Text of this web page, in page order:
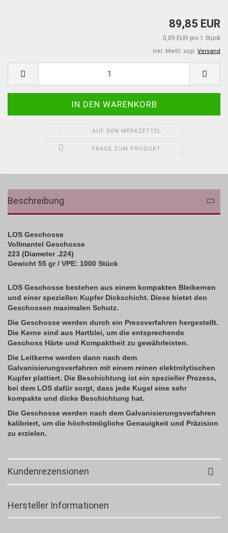
89,85 EUR
0,09 EUR pro 1 Stück
inkl. MwSt. zzgl. Versand
AUF DEN MERKZETTEL
FRAGE ZUM PRODUKT
Beschreibung
LOS Geschosse
Vollmantel Geschosse
223 (Diameter .224)
Gewicht 55 gr / VPE: 1000 Stück
LOS Geschosse bestehen aus einem kompakten Bleikernen
und einer speziellen Kupfer Dickschicht. Diese bietet den
Geschossen maximalen Schutz.
Die Geschosse werden durch ein Pressverfahren hergestellt.
Die Kerne sind aus Hartblei, um die entsprechende
Geschoss Härte und Kompaktheit zu gewährleisten.
Die Leitkerne werden dann nach dem
Galvanisierungsverfahren mit einem reinen elektrolytischen
Kupfer plattiert. Die Beschichtung ist ein spezieller Prozess,
bei dem LOS dafür sorgt, dass jede Kugel eine sehr
kompakte und dicke Beschichtung hat.
Die Geschosse werden nach dem Galvanisierungsverfahren
kalibriert, um die höchstmögliche Genauigkeit und Präzision
zu erzielen.
Kundenrezensionen
Hersteller Informationen